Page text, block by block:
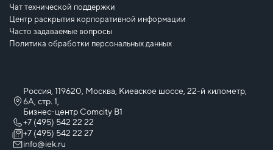
Чат технической поддержки
Центр раскрытия корпоративной информации
Часто задаваемые вопросы
Политика обработки персональных данных
Россия, 119620, Москва, Киевское шоссе, 22-й километр,
6А, стр. 1,
Бизнес-центр Comcity B1
+7 (495) 542 22 22
+7 (495) 542 22 27
info@iek.ru